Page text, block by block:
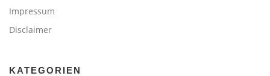
Impressum
Disclaimer
KATEGORIEN